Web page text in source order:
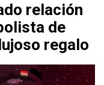
relación
de
regalo